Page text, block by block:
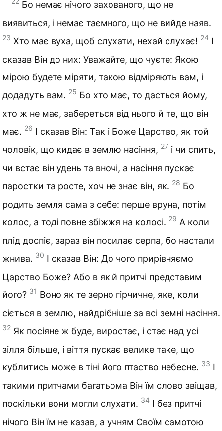
Бо немає нічого захованого, що не
виявиться, і немає таємного, що не вийде наяв.
23 Хто має вуха, щоб слухати, нехай слухає! 24 І
сказав Він до них: Уважайте, що чуєте: Якою
мірою будете міряти, такою відміряють вам, і
додадуть вам. 25 Бо хто має, то дасться йому,
хто ж не має, забереться від нього й те, що він
має. 26 І сказав Він: Так і Боже Царство, як той
чоловік, що кидає в землю насіння, 27 і чи спить,
чи встає він удень та вночі, а насіння пускає
паростки та росте, хоч не знає він, як. 28 Бо
родить земля сама з себе: перше вруна, потім
колос, а тоді повне збіжжя на колосі. 29 А коли
плід доспіє, зараз він посилає серпа, бо настали
жнива. 30 І сказав Він: До чого прирівняємо
Царство Боже? Або в якій притчі представим
його? 31 Воно як те зерно гірчичне, яке, коли
сіється в землю, найдрібніше за всі земні насіння.
32 Як посіяне ж буде, виростає, і стає над усі
зілля більше, і віття пускає велике таке, що
кублитись може в тіні його птаство небесне. 33 І
такими притчами багатьома Він їм слово звіщав,
поскільки вони могли слухати. 34 І без притчі
нічого Він їм не казав, а учням Своїм самотою